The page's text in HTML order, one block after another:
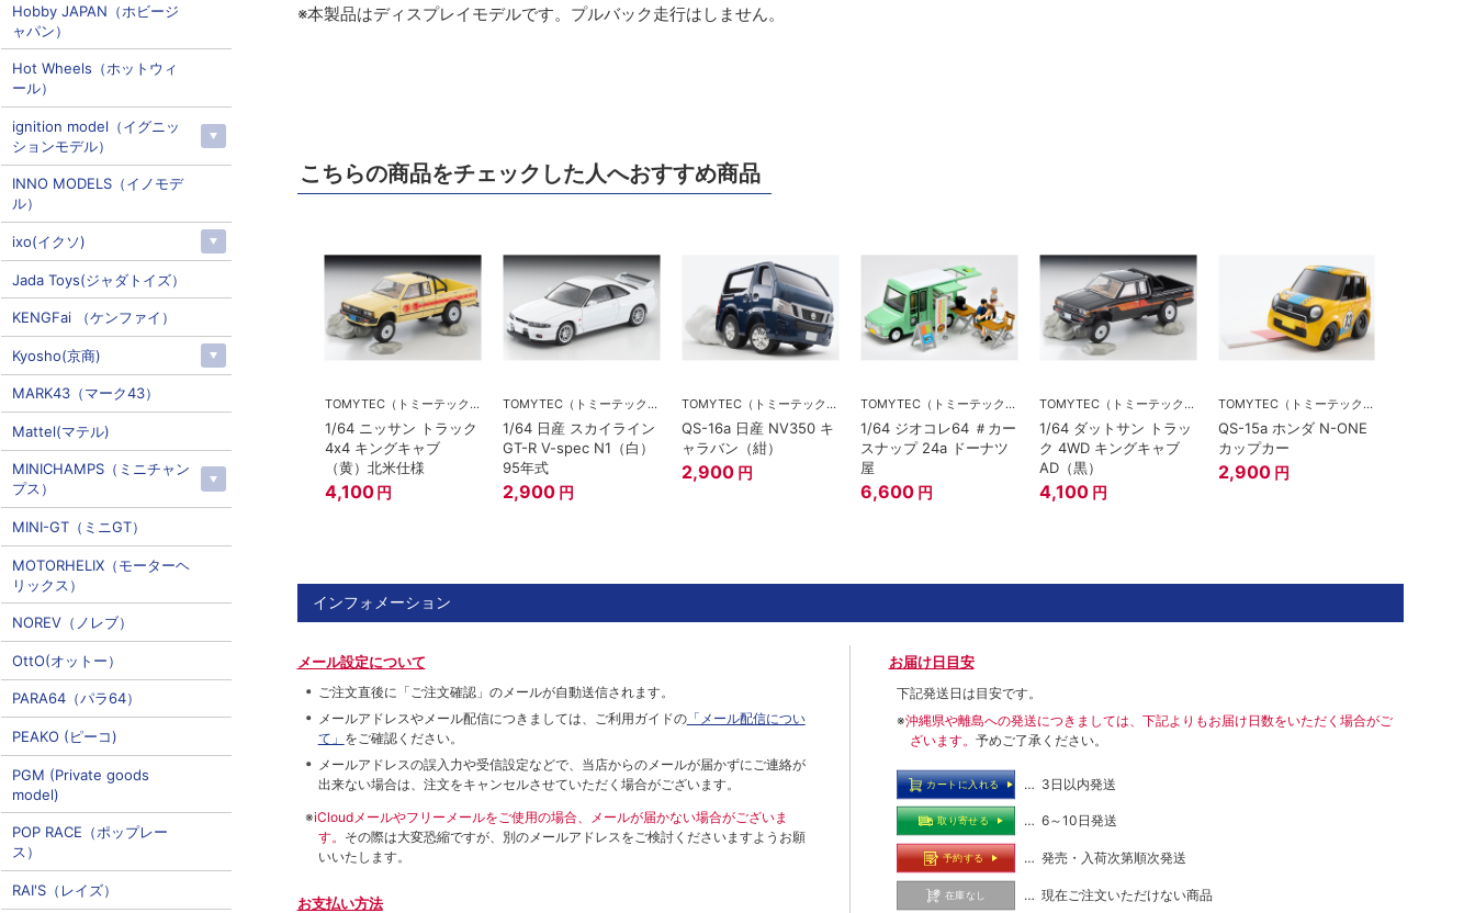
※本製品はディスプレイモデルです。プルバック走行はしません。
こちらの商品をチェックした人へおすすめ商品
TOMYTEC（トミーテック）
1/64 ニッサン トラック
4x4 キングキャブ
（黄）北米仕様
4,100 円
TOMYTEC（トミーテック）
1/64 日産 スカイライン
GT-R V-spec N1（白）
95年式
2,900 円
TOMYTEC（トミーテック）
QS-16a 日産 NV350 キ
ャラバン（紺）
2,900 円
TOMYTEC（トミーテック）
1/64 ジオコレ64 ＃カー
スナップ 24a ドーナツ
屋
6,600 円
TOMYTEC（トミーテック）
1/64 ダットサン トラッ
ク 4WD キングキャブ
AD（黒）
4,100 円
TOMYTEC（トミーテック）
QS-15a ホンダ N-ONE
カップカー
2,900 円
インフォメーション
メール設定について
ご注文直後に「ご注文確認」のメールが自動送信されます。
メールアドレスやメール配信につきましては、ご利用ガイドの「メール配信につい
て」 をご確認ください。
メールアドレスの誤入力や受信設定などで、当店からのメールが届かずにご連絡が
出来ない場合は、注文をキャンセルさせていただく場合がございます。
※iCloudメールやフリーメールをご使用の場合、メールが届かない場合がございま
す。 その際は大変恐縮ですが、別のメールアドレスをご検討くださいますようお願
いいたします。
お支払い方法
お届け日目安
下記発送日は目安です。
※沖縄県や離島への発送につきましては、下記よりもお届け日数をいただく場合がご
ざいます。 予めご了承ください。
カートに入れる … 3日以内発送
取り寄せる … 6～10日発送
予約する … 発売・入荷次第順次発送
在庫なし … 現在ご注文いただけない商品
Hobby JAPAN（ホビージ
ャパン）
Hot Wheels（ホットウィ
ール）
ignition model（イグニッ
ションモデル）
INNO MODELS（イノモデ
ル）
ixo(イクソ)
Jada Toys(ジャダトイズ）
KENGFai （ケンファイ）
Kyosho(京商)
MARK43（マーク43）
Mattel(マテル)
MINICHAMPS（ミニチャン
プス）
MINI-GT（ミニGT）
MOTORHELIX（モーターヘ
リックス）
NOREV（ノレブ）
OttO(オットー）
PARA64（パラ64）
PEAKO (ピーコ)
PGM (Private goods
model)
POP RACE（ポップレー
ス）
RAI'S（レイズ）